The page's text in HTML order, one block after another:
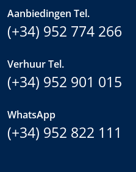
Aanbiedingen Tel.
(+34) 952 774 266
Verhuur Tel.
(+34) 952 901 015
WhatsApp
(+34) 952 822 111